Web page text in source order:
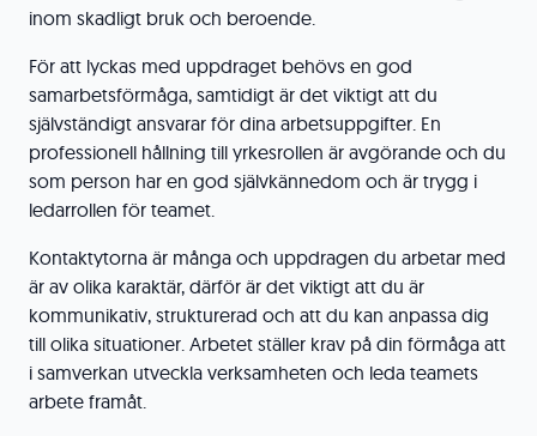
inom skadligt bruk och beroende.
För att lyckas med uppdraget behövs en god
samarbetsförmåga, samtidigt är det viktigt att du
självständigt ansvarar för dina arbetsuppgifter. En
professionell hållning till yrkesrollen är avgörande och du
som person har en god självkännedom och är trygg i
ledarrollen för teamet.
Kontaktytorna är många och uppdragen du arbetar med
är av olika karaktär, därför är det viktigt att du är
kommunikativ, strukturerad och att du kan anpassa dig
till olika situationer. Arbetet ställer krav på din förmåga att
i samverkan utveckla verksamheten och leda teamets
arbete framåt.